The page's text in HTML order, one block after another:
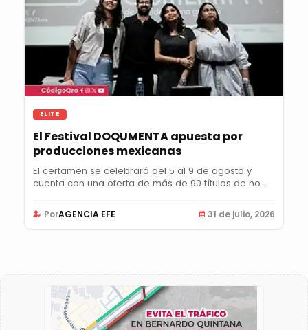
ELITE
El Festival DOQUMENTA apuesta por
producciones mexicanas
El certamen se celebrará del 5 al 9 de agosto y
cuenta con una oferta de más de 90 títulos de no...
PorAGENCIA EFE 31 de julio, 2026